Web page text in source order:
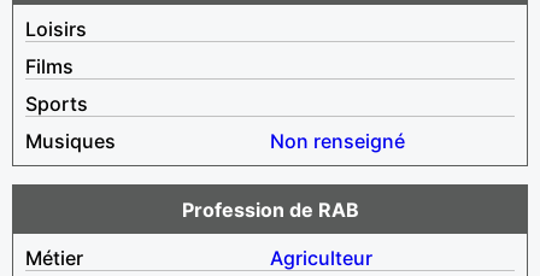
Loisirs
Films
Sports
Musiques
Non renseigné
Profession de RAB
Métier
Agriculteur